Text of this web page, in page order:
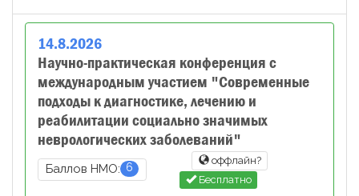
14.8.2026
Научно-практическая конференция с
международным участием "Современные
подходы к диагностике, лечению и
реабилитации социально значимых
неврологических заболеваний"
Баллов НМО: 6
оффлайн?
Бесплатно